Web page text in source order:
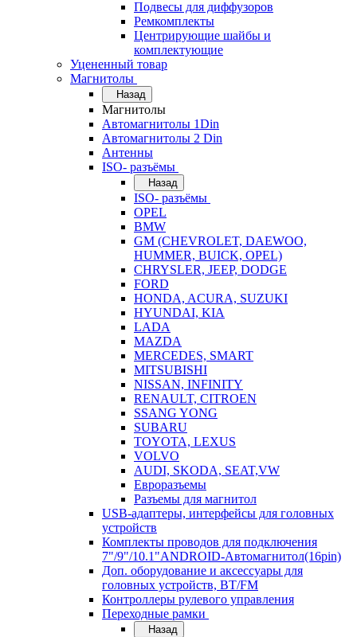
Подвесы для диффузоров
Ремкомплекты
Центрирующие шайбы и
комплектующие
Уцененный товар
Магнитолы
Назад
Магнитолы
Автомагнитолы 1Din
Автомагнитолы 2 Din
Антенны
ISO- разъёмы
Назад
ISO- разъёмы
OPEL
BMW
GM (CHEVROLET, DAEWOO,
HUMMER, BUICK, OPEL)
CHRYSLER, JEEP, DODGE
FORD
HONDA, ACURA, SUZUKI
HYUNDAI, KIA
LADA
MAZDA
MERCEDES, SMART
MITSUBISHI
NISSAN, INFINITY
RENAULT, CITROEN
SSANG YONG
SUBARU
TOYOTA, LEXUS
VOLVO
AUDI, SKODA, SEAT,VW
Евроразъемы
Разъемы для магнитол
USB-адаптеры, интерфейсы для головных
устройств
Комплекты проводов для подключения
7"/9"/10.1"ANDROID-Автомагнитол(16pin)
Доп. оборудование и аксессуары для
головных устройств, BT/FM
Контроллеры рулевого управления
Переходные рамки
Назад